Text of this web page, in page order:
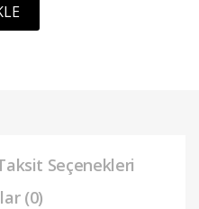
Seçenekleri
(0)